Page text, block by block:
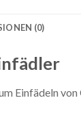
(0)
Einfädeln